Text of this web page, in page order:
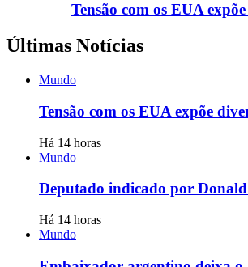
Tensão com os EUA
Últimas Notícias
Mundo
Tensão com os EUA expõe
Há 14 horas
Mundo
Deputado indicado por
Há 14 horas
Mundo